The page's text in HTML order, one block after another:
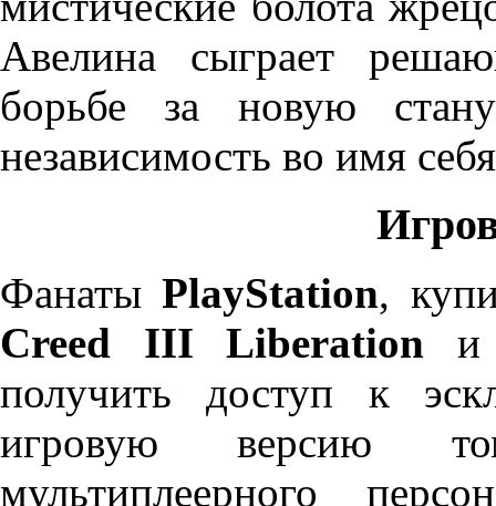
Авелина сыграет
борьбе за новую
независимость во имя
ФанатыPlayStation,
Creed III Liberation
получить доступ к
игровую версию
мультиплеерного